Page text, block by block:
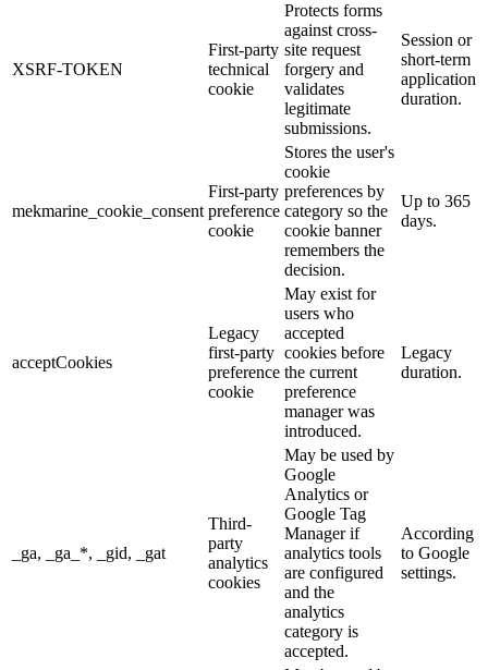
XSRF-TOKEN
First-party
technical
cookie
Protects forms
against cross-
site request
forgery and
validates
legitimate
submissions.
Session or
short-term
application
duration.
mekmarine_cookie_consent
First-party
preference
cookie
Stores the user's
cookie
preferences by
category so the
cookie banner
remembers the
decision.
Up to 365
days.
acceptCookies
Legacy
first-party
preference
cookie
May exist for
users who
accepted
cookies before
the current
preference
manager was
introduced.
Legacy
duration.
_ga, _ga_*, _gid, _gat
Third-
party
analytics
cookies
May be used by
Google
Analytics or
Google Tag
Manager if
analytics tools
are configured
and the
analytics
category is
accepted.
According
to Google
settings.